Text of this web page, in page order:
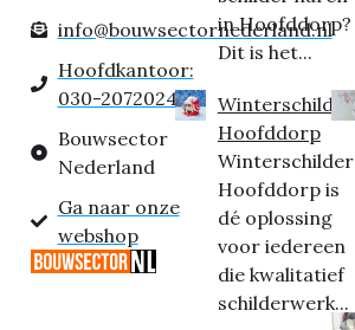
info@bouwsectornederland.nl
Hoofdkantoor:
030-2072024
Bouwsector
Nederland
Ga naar onze
webshop
in Hoofddorp?
Dit is het...
Winterschilder
Hoofddorp
Winterschilder
Hoofddorp is
dé oplossing
voor iedereen
die kwalitatief
schilderwerk...